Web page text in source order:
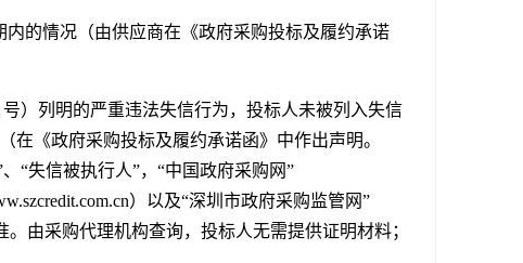
的情况（由供应商在《政府采购投标及履约承诺
）列明的严重违法失信行为，投标人未被列入失信
《政府采购投标及履约承诺函》中作出声明。
“失信被执行人”，“中国政府采购网”
）以及“深圳市政府采购监管网”
由采购代理机构查询，投标人无需提供证明材料；